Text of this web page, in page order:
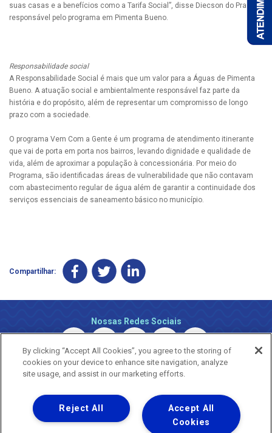
suas casas e a benefícios como a Tarifa Social”, disse Diecson do Prado,
responsável pelo programa em Pimenta Bueno.
Responsabilidade social
A Responsabilidade Social é mais que um valor para a Águas de Pimenta
Bueno. A atuação social e ambientalmente responsável faz parte da
história e do propósito, além de representar um compromisso de longo
prazo com a sociedade.
O programa Vem Com a Gente é um programa de atendimento itinerante
que vai de porta em porta nos bairros, levando dignidade e qualidade de
vida, além de aproximar a população à concessionária. Por meio do
Programa, são identificadas áreas de vulnerabilidade que não contavam
com abastecimento regular de água além de garantir a continuidade dos
serviços essenciais de saneamento básico no município.
Compartilhar:
Nossas Redes Sociais
Copyright © 2026 - Todos os Direitos Reservados.
By clicking “Accept All Cookies”, you agree to the storing of
cookies on your device to enhance site navigation, analyze
site usage, and assist in our marketing efforts.
Accept All
Cookies
Reject All